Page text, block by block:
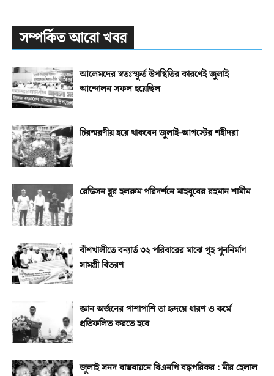
সম্পর্কিত আরো খবর
আলেমদের স্বতঃস্ফূর্ত উপস্থিতির কারণেই জুলাই
আন্দোলন সফল হয়েছিল
চিরস্মরণীয় হয়ে থাকবেন জুলাই-আগস্টের শহীদরা
রেডিসন ব্লুর হলরুম পরিদর্শনে মাহবুবের রহমান শামীম
বাঁশখালীতে বন্যার্ত ৩২ পরিবারের মাঝে গৃহ পুননির্মাণ
সামগ্রী বিতরণ
জ্ঞান অর্জনের পাশাপাশি তা হৃদয়ে ধারণ ও কর্মে
প্রতিফলিত করতে হবে
জুলাই সনদ বাস্তবায়নে বিএনপি বদ্ধপরিকর : মীর হেলাল